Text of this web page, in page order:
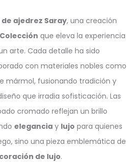
ajedrez Saray, una creación
que eleva la experiencia
arte. Cada detalle ha sido
con materiales nobles como
mármol, fusionando tradición y
que irradia sofisticación. Las
cromado reflejan un brillo
elegancia y lujo para quienes
sino una pieza emblemática de
de lujo.